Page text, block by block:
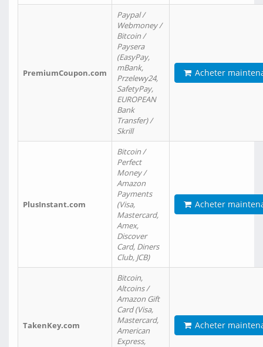
PremiumCoupon.com
Paypal /
Webmoney /
Bitcoin /
Paysera
(EasyPay,
mBank,
Przelewy24,
SafetyPay,
EUROPEAN
Bank
Transfer) /
Skrill
Acheter
PlusInstant.com
Bitcoin /
Perfect
Money /
Amazon
Payments
(Visa,
Mastercard,
Amex,
Discover
Card, Diners
Club, JCB)
Acheter
TakenKey.com
Bitcoin,
Altcoins /
Amazon Gift
Card (Visa,
Mastercard,
American
Express,
Acheter